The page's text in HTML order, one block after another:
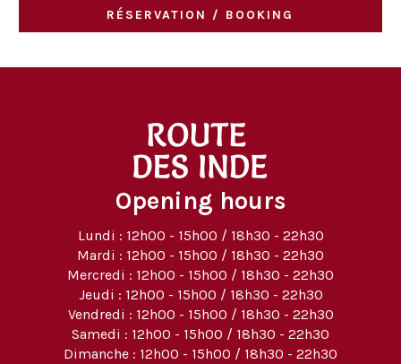
RÉSERVATION / BOOKING
Opening hours
Lundi : 12h00 - 15h00 / 18h30 - 22h30
Mardi : 12h00 - 15h00 / 18h30 - 22h30
Mercredi : 12h00 - 15h00 / 18h30 - 22h30
Jeudi : 12h00 - 15h00 / 18h30 - 22h30
Vendredi : 12h00 - 15h00 / 18h30 - 22h30
Samedi : 12h00 - 15h00 / 18h30 - 22h30
Dimanche : 12h00 - 15h00 / 18h30 - 22h30